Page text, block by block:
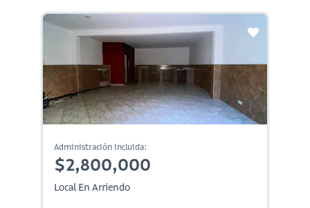
Administración incluida:
$2,800,000
Local En Arriendo